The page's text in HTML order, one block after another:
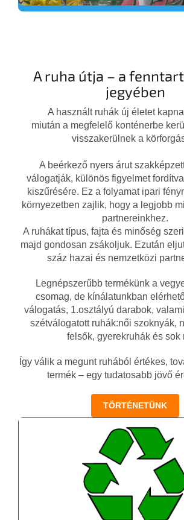
A ruha útja – a
jegyében
A használt ruhák új életet
miután a megfelelő konténerbe
visszakerülnek a
A beérkező nyers árut
válogatják, különös figyelmet
kiszűrésére. Ez a folyamat ipari
környezetben zajlik, hogy a legjobb
partnereinkhez.
A ruhákat típus, fajta és minőség
majd gondosan zsákoljuk. Ezután
száz hazai és nemzetközi
Legnépszerűbb termékünk a
csomag, de kínálatunkban
válogatás, 1.osztályú darabok,
szétválogatott ruhák:női szoknyák,
felsők, gyerekruhák és sok
Így válik a megunt ruhából értékes,
termék – egy tudatosabb jövő
TÖRTÉNETÜNK